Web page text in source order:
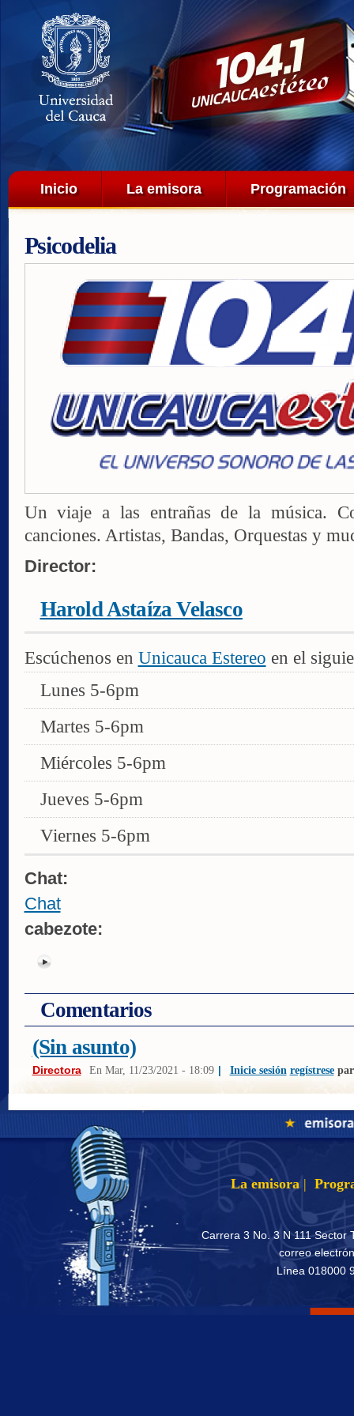
Menú principal
Inicio La emisora Programación
Psicodelia
Un viaje a las entrañas de la música.
canciones. Artistas, Bandas, Orquestas y
Director:
Harold Astaíza Velasco
Escúchenos en Unicauca Estereo en el
Lunes 5-6pm
Martes 5-6pm
Miércoles 5-6pm
Jueves 5-6pm
Viernes 5-6pm
Chat:
Chat
cabezote:
Comentarios
(Sin asunto)
Directora En Mar, 11/23/2021 - 18:09 | Inicie sesión regístrese
La emisora |
Carrera 3 No. 3 N 111 Sector
correo
Línea 018000